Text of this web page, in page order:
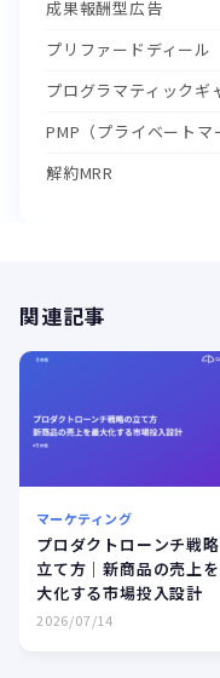
成果報酬型広告
プリファードディール
プログラマティックギ
PMP（プライベートマ
解約MRR
関連記事
マーケティング
プロダクトローンチ戦
立て方｜新商品の売上
大化する市場投入設計
2026/07/14